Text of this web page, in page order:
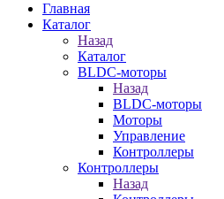
Главная
Каталог
Назад
Каталог
BLDC-моторы
Назад
BLDC-моторы
Моторы
Управление
Контроллеры
Контроллеры
Назад